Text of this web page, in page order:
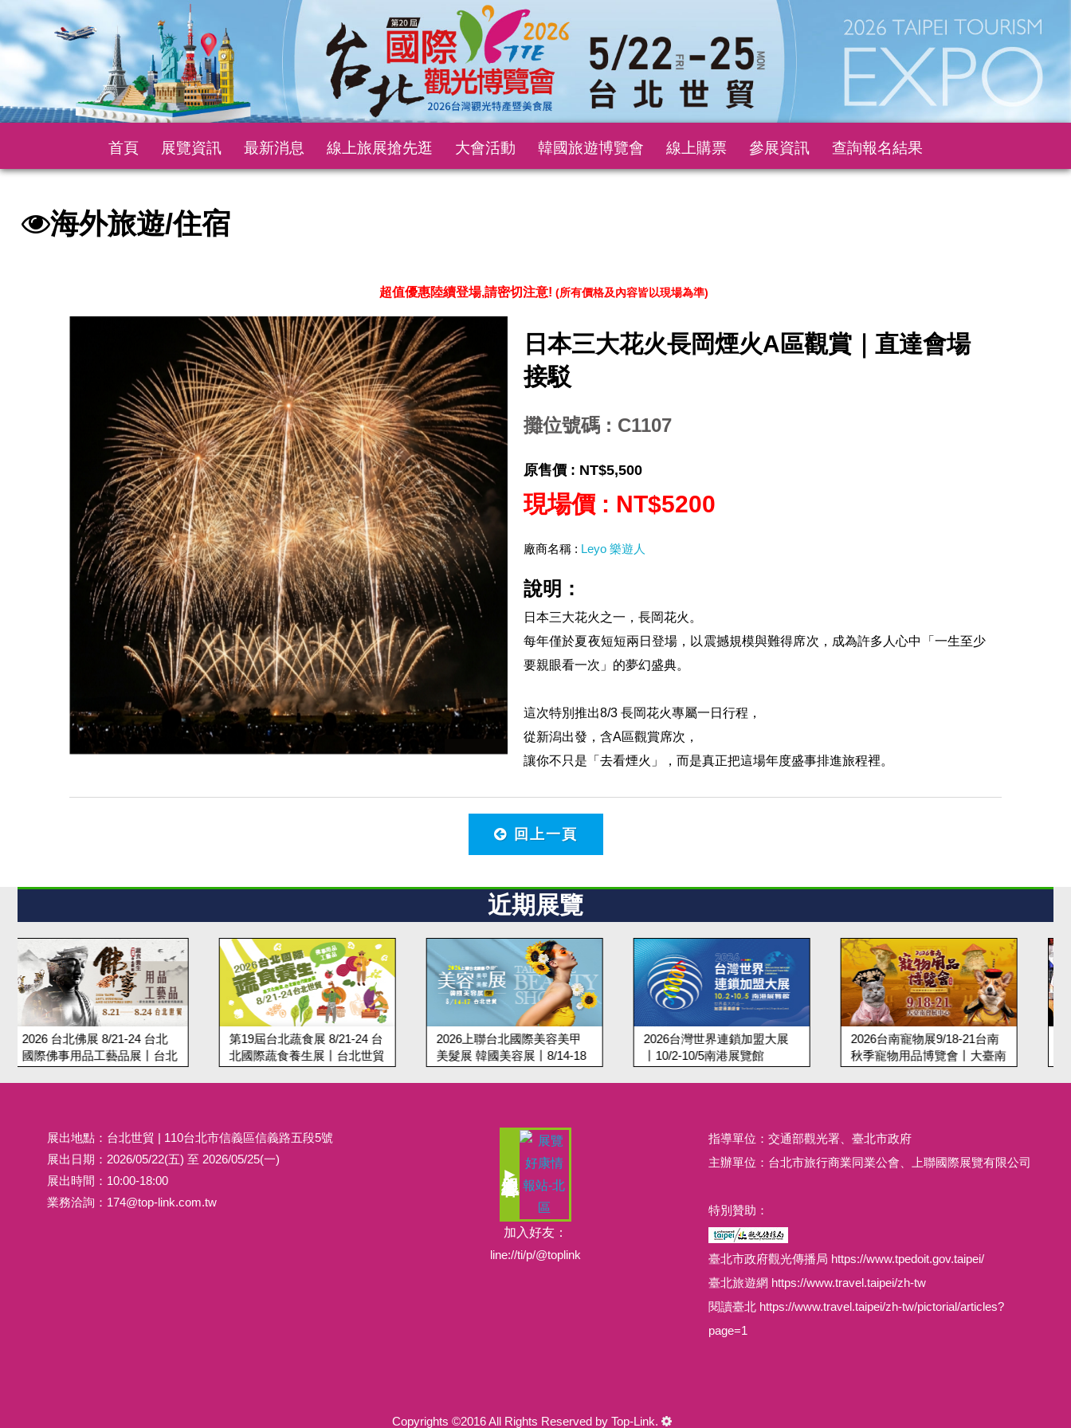
首頁 展覽資訊 最新消息 線上旅展搶先逛 大會活動 韓國旅遊博覽會 線上購票 參展資訊 查詢報名結果
海外旅遊/住宿
超值優惠陸續登場,請密切注意! (所有價格及內容皆以現場為準)
日本三大花火長岡煙火A區觀賞｜直達會場
接駁
攤位號碼 : C1107
原售價 : NT$5,500
現場價 : NT$5200
廠商名稱 : Leyo 樂遊人
說明：
日本三大花火之一，長岡花火。
每年僅於夏夜短短兩日登場，以震撼規模與難得席次，成為許多人心中「一生至少
要親眼看一次」的夢幻盛典。
這次特別推出8/3 長岡花火專屬一日行程，
從新潟出發，含A區觀賞席次，
讓你不只是「去看煙火」，而是真正把這場年度盛事排進旅程裡。
回上一頁
近期展覽
第19屆台北蔬食展 8/21-24 台
北國際蔬食養生展丨台北世貿
2026上聯台北國際美容美甲
美髮展 韓國美容展丨8/14-18
2026台灣世界連鎖加盟大展
丨10/2-10/5南港展覽館
2026台南寵物展9/18-21台南
秋季寵物用品博覽會丨大臺南
2026/8/21-24台北國際精緻酒
展(夏季) | 台北世貿 台北世貿
展出地點：台北世貿 | 110台北市信義區信義路五段5號
展出日期：2026/05/22(五) 至 2026/05/25(一)
展出時間：10:00-18:00
業務洽詢： 174@top-link.com.tw
加入好友：
line://ti/p/@toplink
指導單位：交通部觀光署、臺北市政府
主辦單位：台北市旅行商業同業公會、上聯國際展覽有限公司
特別贊助：
臺北市政府觀光傳播局 https://www.tpedoit.gov.taipei/
臺北旅遊網 https://www.travel.taipei/zh-tw
閱讀臺北 https://www.travel.taipei/zh-tw/pictorial/articles?
page=1
Copyrights ©2016 All Rights Reserved by Top-Link.